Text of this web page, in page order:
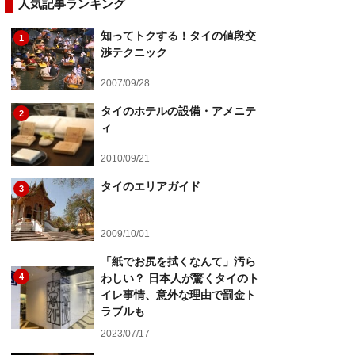
人気記事ランキング
1
知ってトクする！タイの値段交
渉テクニック
2007/09/28
2
タイのホテルの設備・アメニテ
ィ
2010/09/21
3 タイのエリアガイド
2009/10/01
4
「紙でお尻を拭くなんて」汚ら
わしい？ 日本人が驚くタイのト
イレ事情、意外な理由で罰金ト
ラブルも
2023/07/17